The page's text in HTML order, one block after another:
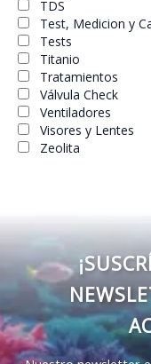
TDS
Test, Medicion y
Tests
Titanio
Tratamientos
Válvula Check
Ventiladores
Visores y Lentes
Zeolita